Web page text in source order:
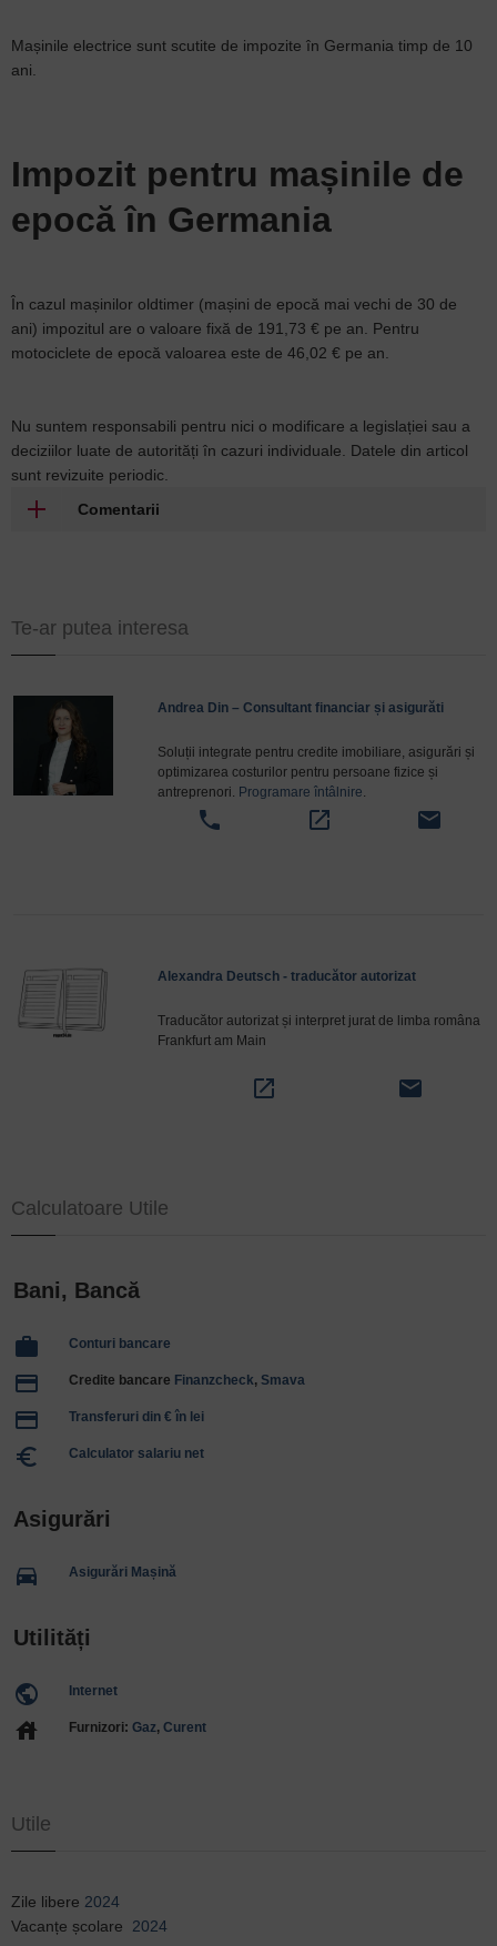
Mașinile electrice sunt scutite de impozite în Germania timp de 10
ani.
Impozit pentru mașinile de
epocă în Germania
În cazul mașinilor oldtimer (mașini de epocă mai vechi de 30 de
ani) impozitul are o valoare fixă de 191,73 € pe an. Pentru
motociclete de epocă valoarea este de 46,02 € pe an.
Nu suntem responsabili pentru nici o modificare a legislației sau a
deciziilor luate de autorități în cazuri individuale. Datele din articol
sunt revizuite periodic.
Comentarii
Te-ar putea interesa
Andrea Din – Consultant financiar și asigurăti
Soluții integrate pentru credite imobiliare, asigurări și
optimizarea costurilor pentru persoane fizice și
antreprenori. Programare întâlnire.
phone open_in_new email
Alexandra Deutsch - traducător autorizat
Traducător autorizat și interpret jurat de limba româna
Frankfurt am Main
open_in_new email
Calculatoare Utile
Bani, Bancă
work Conturi bancare
payment Credite bancare Finanzcheck, Smava
payment Transferuri din € în lei
euro_symbol Calculator salariu net
Asigurări
directions_car Asigurări Mașină
Utilități
public Internet
house Furnizori: Gaz, Curent
Utile
Zile libere 2024
Vacanțe școlare 2024